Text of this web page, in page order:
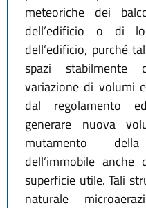
meteoriche dei
dell’edificio o di
dell’edificio, purché
spazi stabilmente
variazione di volumi
dal regolamento
generare nuova
mutamento
dell’immobile anche
superficie utile. Tali
naturale